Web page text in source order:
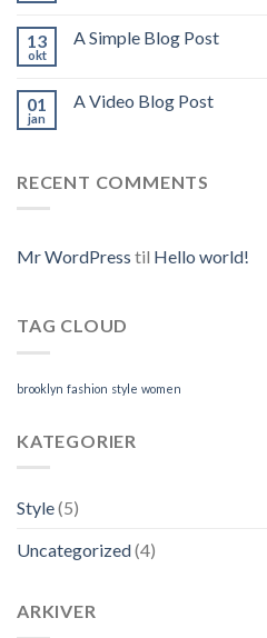
13
okt
A Simple Blog Post
01
jan
A Video Blog Post
RECENT COMMENTS
Mr WordPress til Hello world!
TAG CLOUD
brooklyn fashion style women
KATEGORIER
Style(5)
Uncategorized(4)
ARKIVER